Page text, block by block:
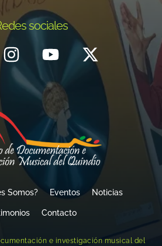
sociales
Somos? Eventos Noticias
Contacto
e investigación musical del